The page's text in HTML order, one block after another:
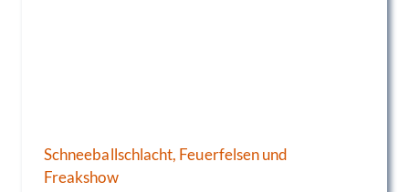
Schneeballschlacht, Feuerfelsen und
Freakshow